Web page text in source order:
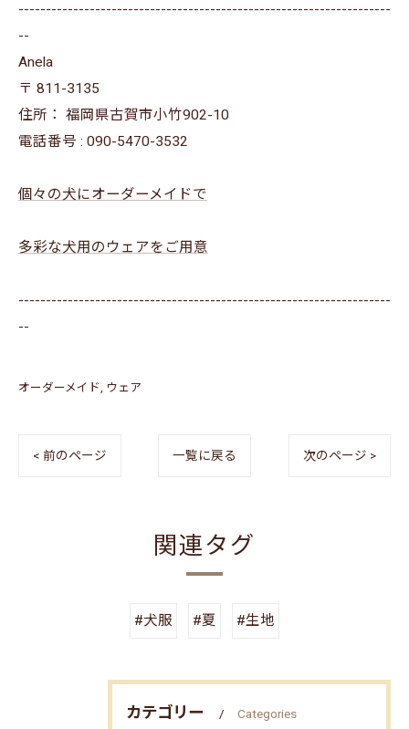
--------------------------------------------------------------------
--
Anela
〒 811-3135
住所： 福岡県古賀市小竹902-10
電話番号 : 090-5470-3532
個々の犬にオーダーメイドで
多彩な犬用のウェアをご用意
--------------------------------------------------------------------
--
オーダーメイド ウェア
< 前のページ 一覧に戻る 次のページ >
関連タグ
#犬服 #夏 #生地
カテゴリー Categories